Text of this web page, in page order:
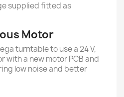
supplied fitted as
Motor
turntable to use a 24 V,
with a new motor PCB and
low noise and better